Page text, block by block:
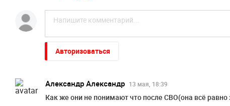
Авторизоваться
Александр Александр 13 мая, 18:39
Как же они не понимают что после СВО(она всё равно